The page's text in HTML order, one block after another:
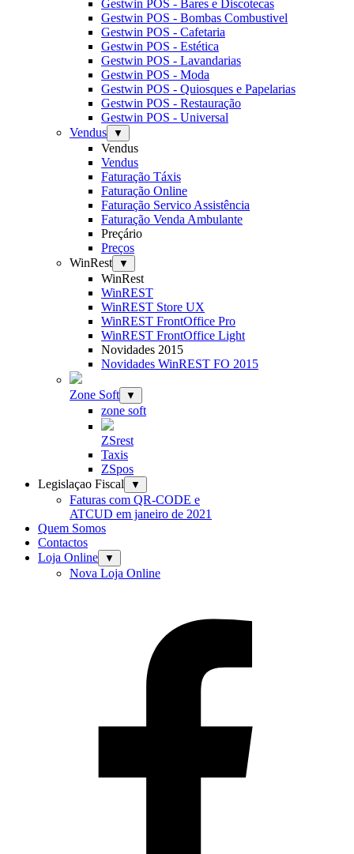
Gestwin POS - Bares e Discotecas
Gestwin POS - Bombas Combustivel
Gestwin POS - Cafetaria
Gestwin POS - Estética
Gestwin POS - Lavandarias
Gestwin POS - Moda
Gestwin POS - Quiosques e Papelarias
Gestwin POS - Restauração
Gestwin POS - Universal
Vendus
▼
Vendus
Vendus
Faturação Táxis
Faturação Online
Faturação Servico Assistência
Faturação Venda Ambulante
Preçário
Preços
WinRest
▼
WinRest
WinREST
WinREST Store UX
WinREST FrontOffice Pro
WinREST FrontOffice Light
Novidades 2015
Novidades WinREST FO 2015
Zone Soft ▼
zone soft
ZSrest
Taxis
ZSpos
Legislaçao Fiscal
▼
Faturas com QR-CODE e
ATCUD em janeiro de 2021
Quem Somos
Contactos
Loja Online
▼
Nova Loja Online